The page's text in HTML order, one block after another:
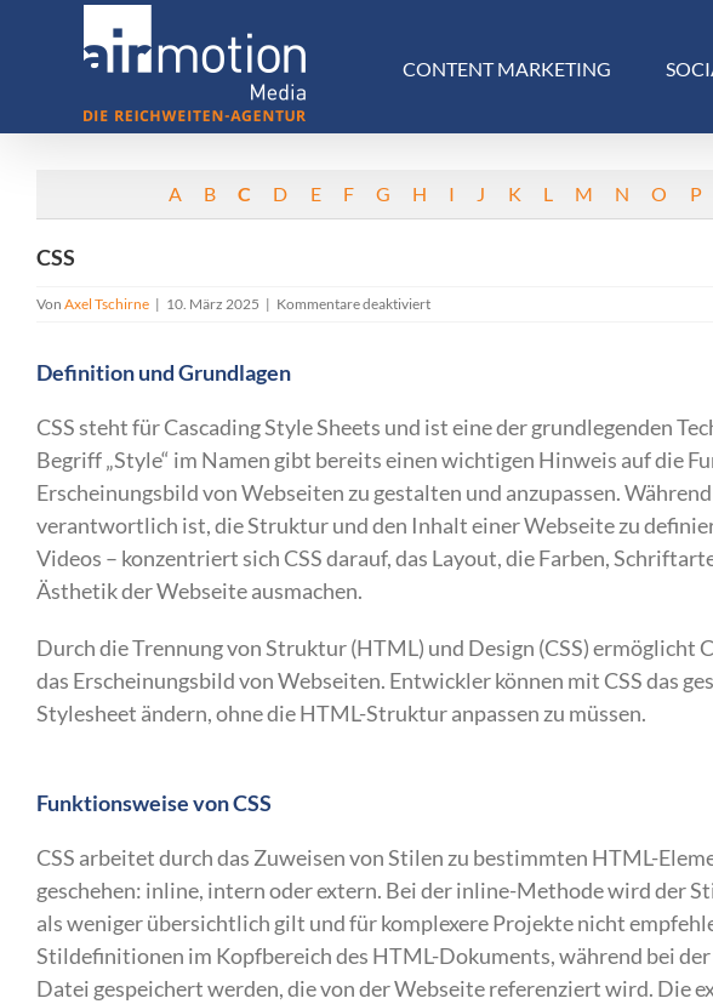
CONTENT MARKETING
A B C D E F G H I J K L M N O P
CSS
Von Axel Tschirne | 10. März 2025 | Kommentare deaktiviertfür
Definition und Grundlagen
CSS steht für Cascading Style Sheets und ist eine der grundlegenden
Begriff „Style“ im Namen gibt bereits einen wichtigen Hinweis auf die
Erscheinungsbild von Webseiten zu gestalten und anzupassen.
verantwortlich ist, die Struktur und den Inhalt einer Webseite zu
Videos – konzentriert sich CSS darauf, das Layout, die Farben,
Ästhetik der Webseite ausmachen.
Durch die Trennung von Struktur (HTML) und Design (CSS)
das Erscheinungsbild von Webseiten. Entwickler können mit CSS das
Stylesheet ändern, ohne die HTML-Struktur anpassen zu müssen.
Funktionsweise von CSS
CSS arbeitet durch das Zuweisen von Stilen zu bestimmten HTML-
geschehen: inline, intern oder extern. Bei der inline-Methode wird der
als weniger übersichtlich gilt und für komplexere Projekte nicht
Stildefinitionen im Kopfbereich des HTML-Dokuments, während bei
Datei gespeichert werden, die von der Webseite referenziert wird. Die